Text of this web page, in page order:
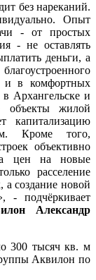
без нареканий.
Опыт
- от простых
- не оставлять
деньги, а
и в комфортных
Архангельске и
объекты жилой
капитализацию
Кроме того,
объективно
цен на новые
расселение
а создание новой
- подчёркивает
Александр
300 тысяч кв. м
Аквилон по